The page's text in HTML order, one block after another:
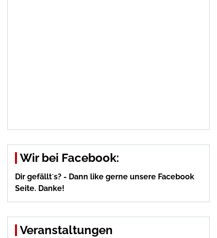
Wir bei Facebook:
Dir gefällt´s? - Dann like gerne unsere Facebook
Seite. Danke!
Veranstaltungen